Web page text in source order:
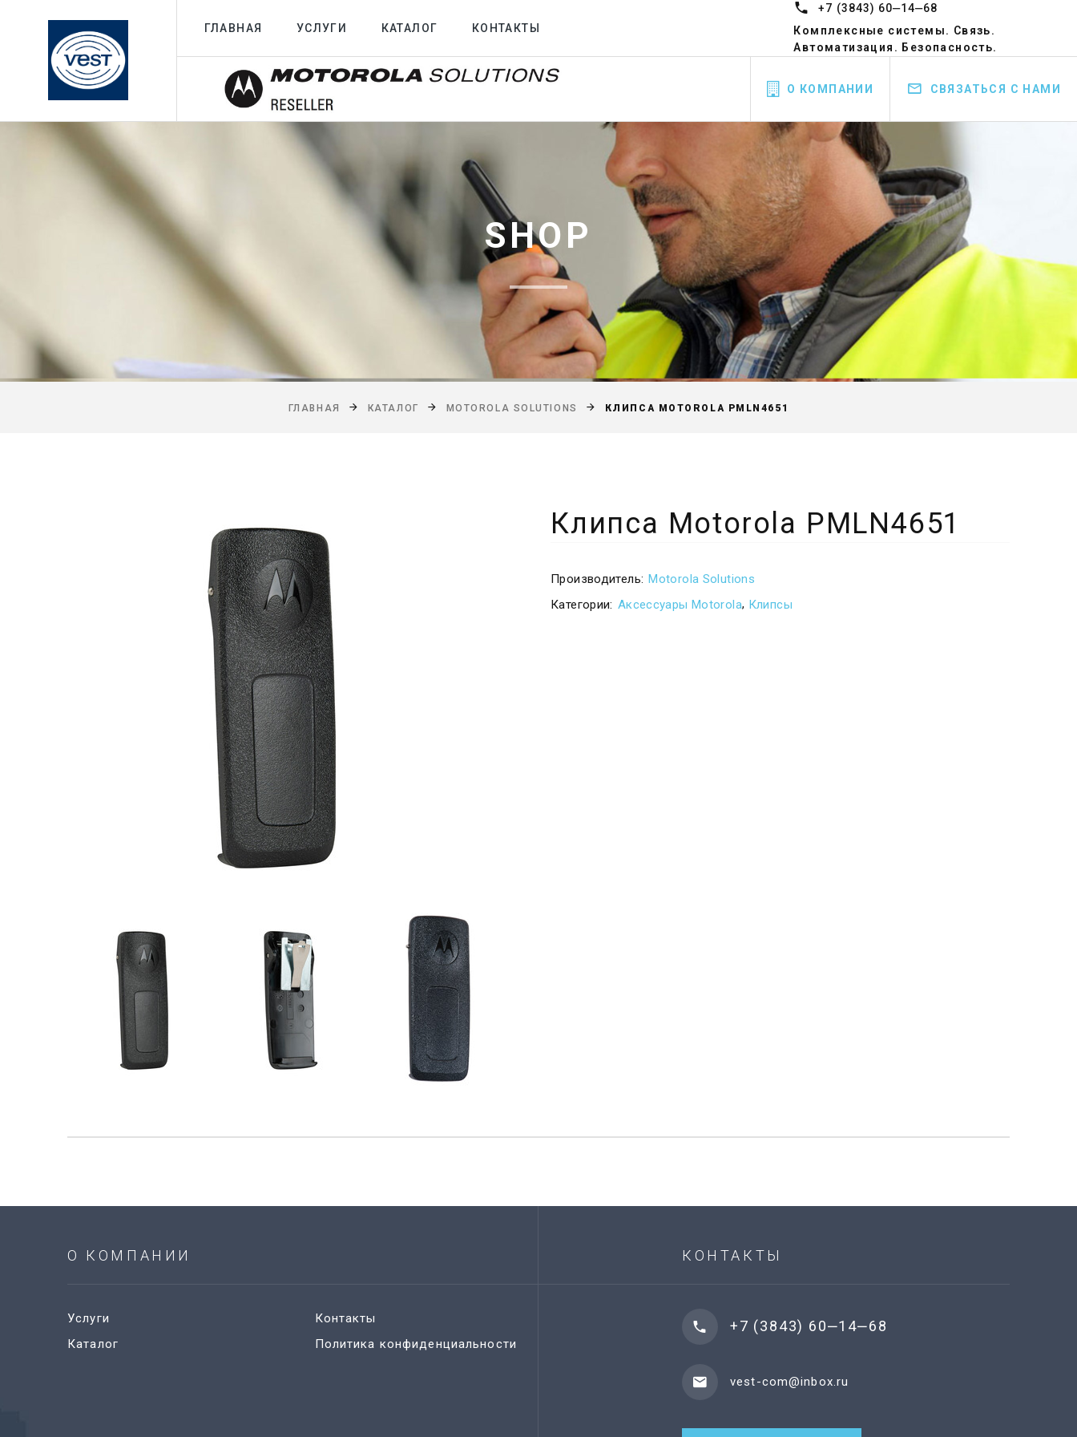
+7 (3843) 60‒14‒68
Комплексные системы. Связь.
Автоматизация. Безопасность.
ГЛАВНАЯ УСЛУГИ КАТАЛОГ КОНТАКТЫ
О КОМПАНИИ СВЯЗАТЬСЯ С НАМИ
SHOP
ГЛАВНАЯ КАТАЛОГ MOTOROLA SOLUTIONS КЛИПСА MOTOROLA PMLN4651
Клипса Motorola PMLN4651
Производитель: Motorola Solutions
Категории: Аксессуары Motorola, Клипсы
О КОМПАНИИ
Услуги
Каталог
Контакты
Политика конфиденциальности
КОНТАКТЫ
+7 (3843) 60‒14‒68
vest-com@inbox.ru